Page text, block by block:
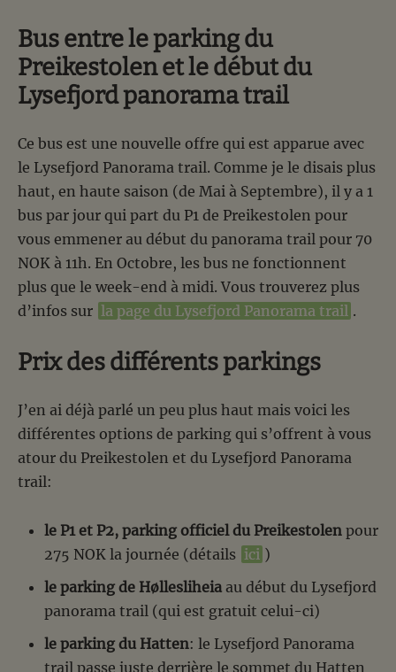
Bus entre le parking du
Preikestolen et le début du
Lysefjord panorama trail
Ce bus est une nouvelle offre qui est apparue avec
le Lysefjord Panorama trail. Comme je le disais plus
haut, en haute saison (de Mai à Septembre), il y a 1
bus par jour qui part du P1 de Preikestolen pour
vous emmener au début du panorama trail pour 70
NOK à 11h. En Octobre, les bus ne fonctionnent
plus que le week-end à midi. Vous trouverez plus
d’infos sur la page du Lysefjord Panorama trail .
Prix des différents parkings
J’en ai déjà parlé un peu plus haut mais voici les
différentes options de parking qui s’offrent à vous
atour du Preikestolen et du Lysefjord Panorama
trail:
le P1 et P2, parking officiel du Preikestolen pour
275 NOK la journée (détails ici )
le parking de Høllesliheia au début du Lysefjord
panorama trail (qui est gratuit celui-ci)
le parking du Hatten: le Lysefjord Panorama
trail passe juste derrière le sommet du Hatten